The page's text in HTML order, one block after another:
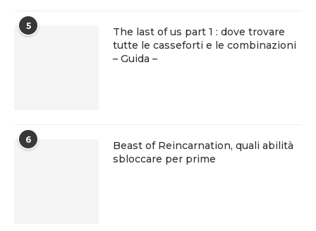
5
The last of us part 1 : dove trovare
tutte le casseforti e le combinazioni
– Guida –
6
Beast of Reincarnation, quali abilità
sbloccare per prime